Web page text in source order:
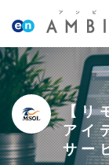
【リ
アイ
サー